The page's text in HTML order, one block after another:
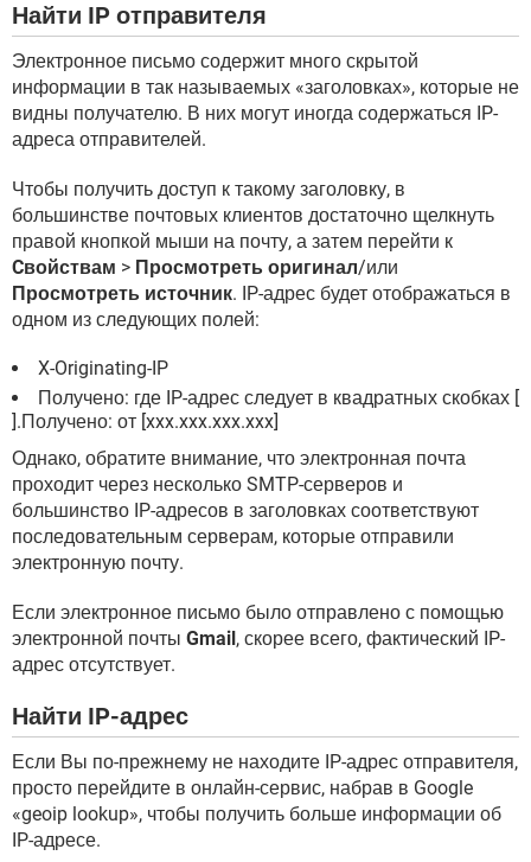
Найти IP отправителя
Электронное письмо содержит много скрытой
информации в так называемых «заголовках», которые не
видны получателю. В них могут иногда содержаться IP-
адреса отправителей.
Чтобы получить доступ к такому заголовку, в
большинстве почтовых клиентов достаточно щелкнуть
правой кнопкой мыши на почту, а затем перейти к
Cвойствам > Просмотреть оригинал/или
Просмотреть источник. IP-адрес будет отображаться в
одном из следующих полей:
X-Originating-IP
Получено: где IP-адрес следует в квадратных скобках [
].Получено: от [xxx.xxx.xxx.xxx]
Однако, обратите внимание, что электронная почта
проходит через несколько SMTP-серверов и
большинство IP-адресов в заголовках соответствуют
последовательным серверам, которые отправили
электронную почту.
Если электронное письмо было отправлено с помощью
электронной почты Gmail, скорее всего, фактический IP-
адрес отсутствует.
Найти IP-адрес
Если Вы по-прежнему не находите IP-адрес отправителя,
просто перейдите в онлайн-сервис, набрав в Google
«geoip lookup», чтобы получить больше информации об
IP-адресе.